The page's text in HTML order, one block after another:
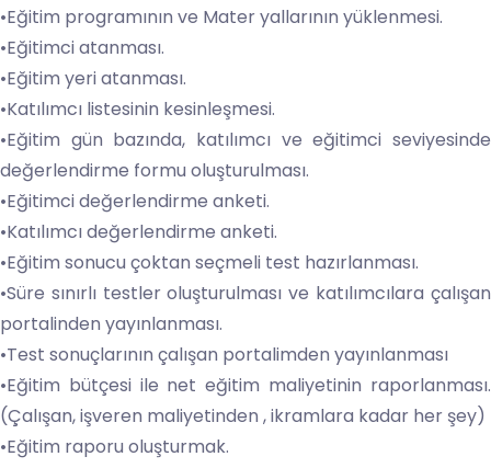
•Eğitim programının ve Mater yallarının yüklenmesi.
•Eğitimci atanması.
•Eğitim yeri atanması.
•Katılımcı listesinin kesinleşmesi.
•Eğitim gün bazında, katılımcı ve eğitimci seviyesinde
değerlendirme formu oluşturulması.
•Eğitimci değerlendirme anketi.
•Katılımcı değerlendirme anketi.
•Eğitim sonucu çoktan seçmeli test hazırlanması.
•Süre sınırlı testler oluşturulması ve katılımcılara çalışan
portalinden yayınlanması.
•Test sonuçlarının çalışan portalimden yayınlanması
•Eğitim bütçesi ile net eğitim maliyetinin raporlanması.
(Çalışan, işveren maliyetinden , ikramlara kadar her şey)
•Eğitim raporu oluşturmak.